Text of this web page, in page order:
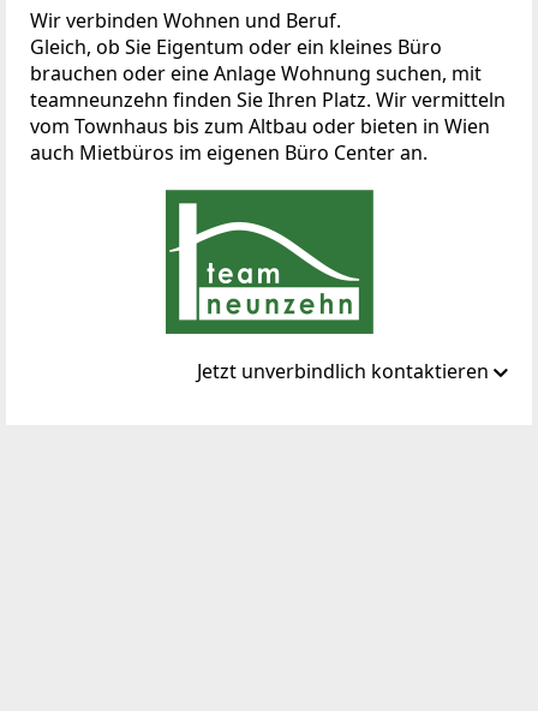
Wir verbinden Wohnen und Beruf.
Gleich, ob Sie Eigentum oder ein kleines Büro
brauchen oder eine Anlage Wohnung suchen, mit
teamneunzehn finden Sie Ihren Platz. Wir vermitteln
vom Townhaus bis zum Altbau oder bieten in Wien
auch Mietbüros im eigenen Büro Center an.
Jetzt unverbindlich kontaktieren